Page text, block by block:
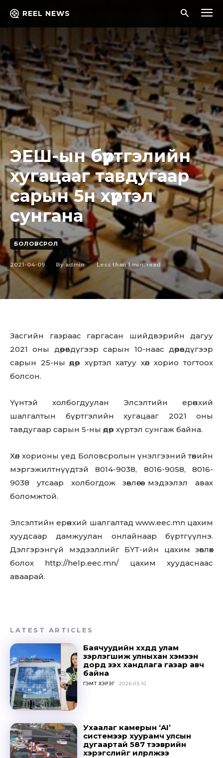
REEL NEWS
ЭЕШ-ын бүртгэлийн
хугацааг тавдугаар
сарын 5н хүртэл
сунгана
БОЛОВСРОЛ
2021-04-09 By admin Less than 1 min. read
Засгийн газраас гаргасан шийдвэрийн дагуу
2021 оны дөрөвдүгээр сарын 10-наас дөрөвдүгээр
сарын 25-ны өдөр хүртэл хатуу хөл хорио тогтоох
болсон.
Үүнтэй холбогдуулан Элсэлтийн ерөнхий
шалгалтын бүртгэлийн хугацааг 2021 оны
тавдугаар сарын 5-ны өдөр хүртэл сунгаж байна.
Хөл хорионы үед Боловсролын үнэлгээний төвийн
мэргэжилтнүүдтэй 8014-9038, 8016-9058, 8016-
9038 утсаар холбогдож зөвлөгөө мэдээлэл авах
боломжтой.
Элсэлтийн ерөнхий шалгалтад www.eec.mn цахим
хуудсаар дамжуулан онлайнаар бүртгүүлнэ.
Дэлгэрэнгүй мэдээллийг БҮТ-ийн цахим зөвлөх
болох http://help.eec.mn/ цахим хуудаснаас
аваарай.
LATEST ARTICLES
Баячуудийн хүүхдүүд улам
зэрлэгшиж улныхан хэмээн
дорд үзэх хандлага газар авч
байна
ГЭМТ ХЭРЭГ 2026-03-10
Ухаалаг камерын ‘AI’
системээр хуурамч улсын
дугаартай 587 тээврийн
хэрэгслийг илрүүлжээ